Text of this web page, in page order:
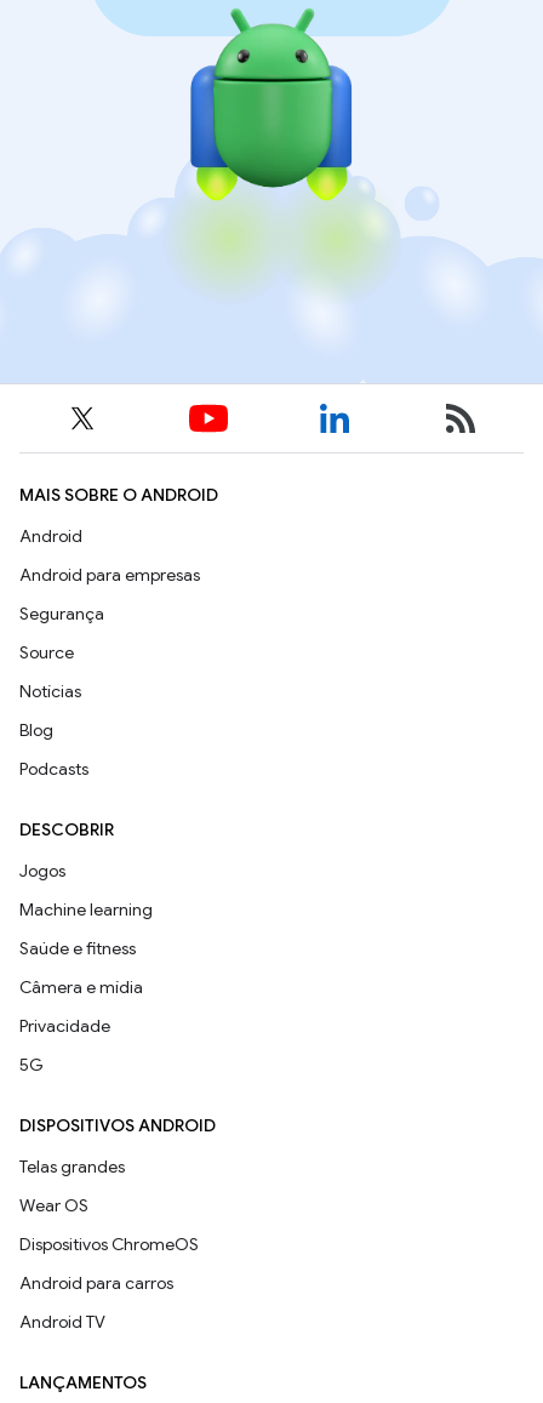
MAIS SOBRE O ANDROID
Android
Android para empresas
Segurança
Source
Notícias
Blog
Podcasts
DESCOBRIR
Jogos
Machine learning
Saúde e fitness
Câmera e mídia
Privacidade
5G
DISPOSITIVOS ANDROID
Telas grandes
Wear OS
Dispositivos ChromeOS
Android para carros
Android TV
LANÇAMENTOS